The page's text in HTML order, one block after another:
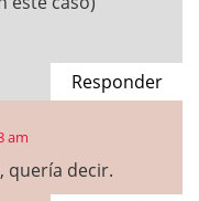
Responder
am
quería decir.